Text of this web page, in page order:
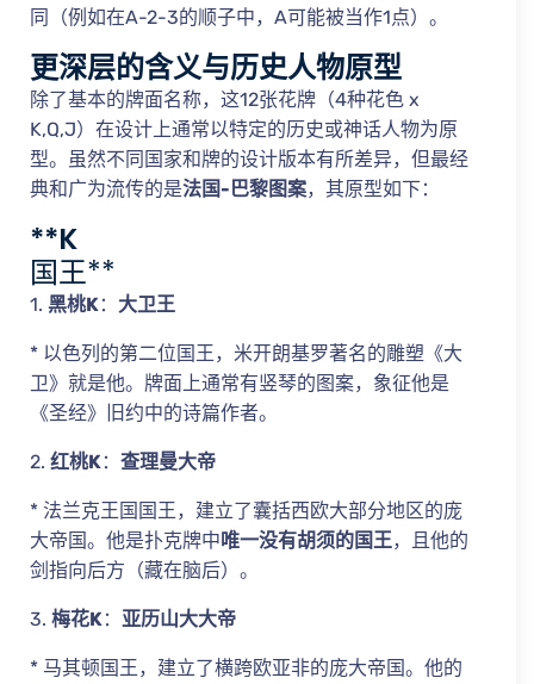
同（例如在A-2-3的顺子中，A可能被当作1点）。
更深层的含义与历史人物原型
除了基本的牌面名称，这12张花牌（4种花色 x
K,Q,J）在设计上通常以特定的历史或神话人物为原
型。虽然不同国家和牌的设计版本有所差异，但最经
典和广为流传的是法国-巴黎图案，其原型如下：
**K
国王**
1. 黑桃K ： 大卫王
* 以色列的第二位国王，米开朗基罗著名的雕塑《大
卫》就是他。牌面上通常有竖琴的图案，象征他是
《圣经》旧约中的诗篇作者。
2. 红桃K ： 查理曼大帝
* 法兰克王国国王，建立了囊括西欧大部分地区的庞
大帝国。他是扑克牌中唯一没有胡须的国王，且他的
剑指向后方（藏在脑后）。
3. 梅花K ： 亚历山大大帝
* 马其顿国王，建立了横跨欧亚非的庞大帝国。他的